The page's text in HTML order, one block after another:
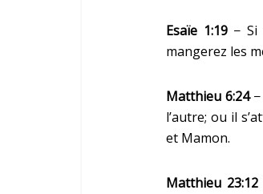
Esaïe 1:19− Si
mangerez les
Matthieu 6:24−
l’autre; ou il
et Mamon.
Matthieu 23:12